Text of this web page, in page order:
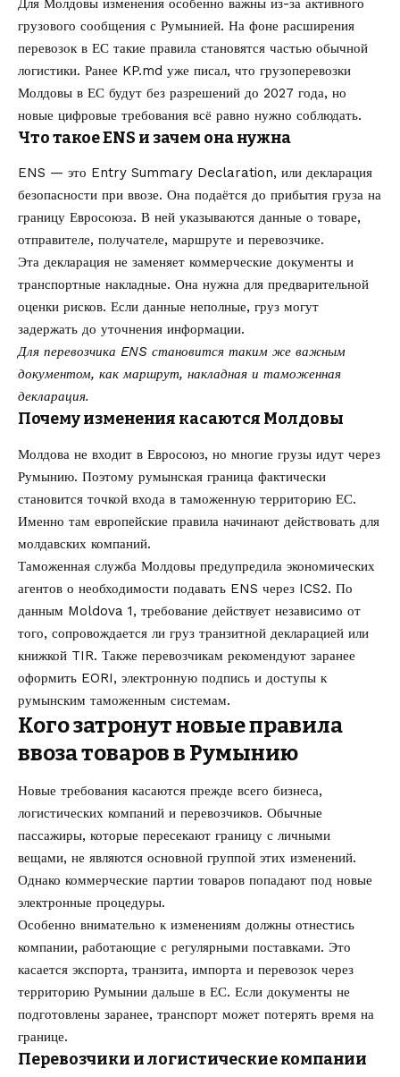
Для Молдовы изменения особенно важны из-за активного
грузового сообщения с Румынией. На фоне расширения
перевозок в ЕС такие правила становятся частью обычной
логистики. Ранее KP.md уже писал, что грузоперевозки
Молдовы в ЕС будут без разрешений до 2027 года, но
новые цифровые требования всё равно нужно соблюдать.
Что такое ENS и зачем она нужна
ENS — это Entry Summary Declaration, или декларация
безопасности при ввозе. Она подаётся до прибытия груза на
границу Евросоюза. В ней указываются данные о товаре,
отправителе, получателе, маршруте и перевозчике.
Эта декларация не заменяет коммерческие документы и
транспортные накладные. Она нужна для предварительной
оценки рисков. Если данные неполные, груз могут
задержать до уточнения информации.
Для перевозчика ENS становится таким же важным
документом, как маршрут, накладная и таможенная
декларация.
Почему изменения касаются Молдовы
Молдова не входит в Евросоюз, но многие грузы идут через
Румынию. Поэтому румынская граница фактически
становится точкой входа в таможенную территорию ЕС.
Именно там европейские правила начинают действовать для
молдавских компаний.
Таможенная служба Молдовы предупредила экономических
агентов о необходимости подавать ENS через ICS2. По
данным Moldova 1, требование действует независимо от
того, сопровождается ли груз транзитной декларацией или
книжкой TIR. Также перевозчикам рекомендуют заранее
оформить EORI, электронную подпись и доступы к
румынским таможенным системам.
Кого затронут новые правила
ввоза товаров в Румынию
Новые требования касаются прежде всего бизнеса,
логистических компаний и перевозчиков. Обычные
пассажиры, которые пересекают границу с личными
вещами, не являются основной группой этих изменений.
Однако коммерческие партии товаров попадают под новые
электронные процедуры.
Особенно внимательно к изменениям должны отнестись
компании, работающие с регулярными поставками. Это
касается экспорта, транзита, импорта и перевозок через
территорию Румынии дальше в ЕС. Если документы не
подготовлены заранее, транспорт может потерять время на
границе.
Перевозчики и логистические компании